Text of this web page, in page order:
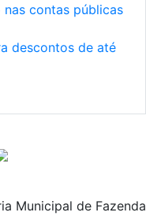
contas públicas
descontos de até
Municipal de Fazenda